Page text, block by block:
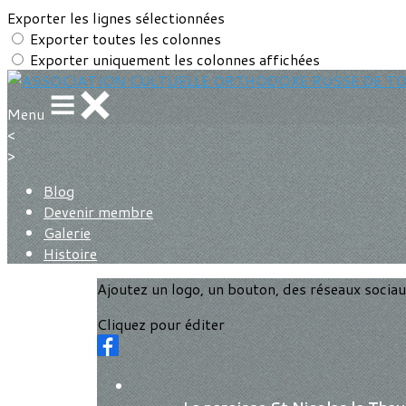
Exporter les lignes sélectionnées
Exporter toutes les colonnes
Exporter uniquement les colonnes affichées
Menu
<
>
Blog
Devenir membre
Galerie
Histoire
Ajoutez un logo, un bouton, des réseaux
Cliquez pour éditer